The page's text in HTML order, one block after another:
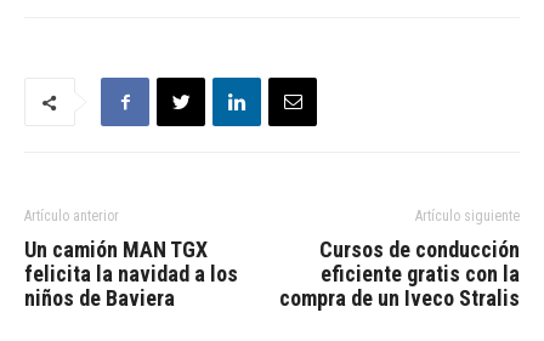
Artículo anterior
Un camión MAN TGX
felicita la navidad a los
niños de Baviera
Artículo siguiente
Cursos de conducción
eficiente gratis con la
compra de un Iveco Stralis